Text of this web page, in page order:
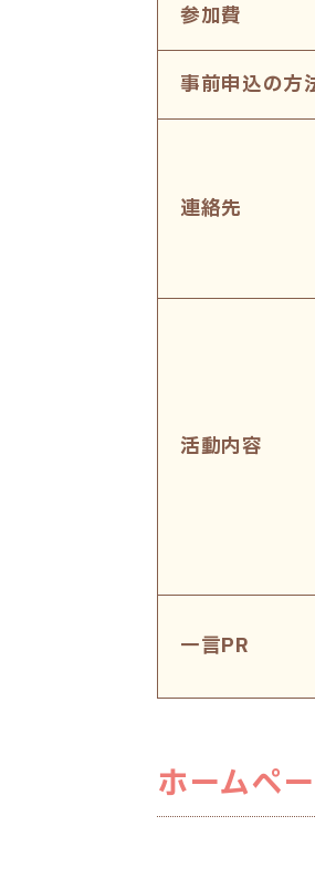
参加費
事前申込の方
連絡先
活動内容
一言PR
ホームペ